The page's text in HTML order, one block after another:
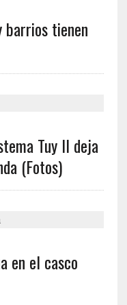
barrios tienen
Tuy II deja
(Fotos)
en el casco